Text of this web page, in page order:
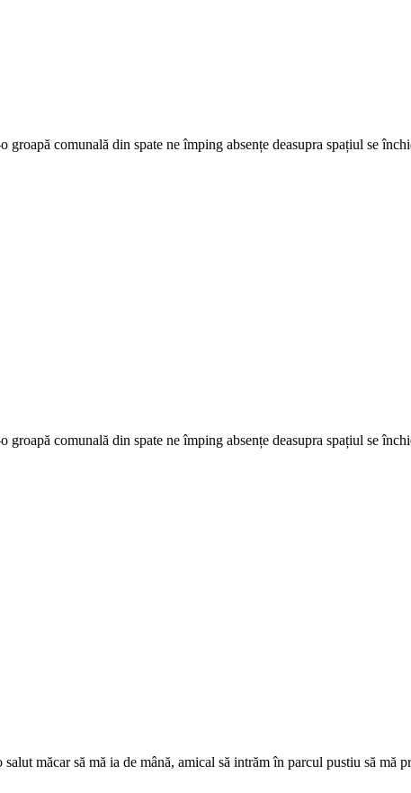
comunală din spate ne împing absențe deasupra spațiul se
comunală din spate ne împing absențe deasupra spațiul se
măcar să mă ia de mână, amical să intrăm în parcul pustiu să mă